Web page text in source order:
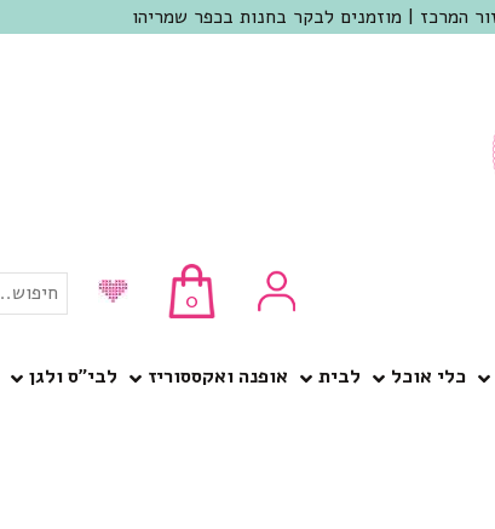
0 חיפוש...
כלי אוכל לבית אופנה ואקססוריז
לבי”ס ולגן